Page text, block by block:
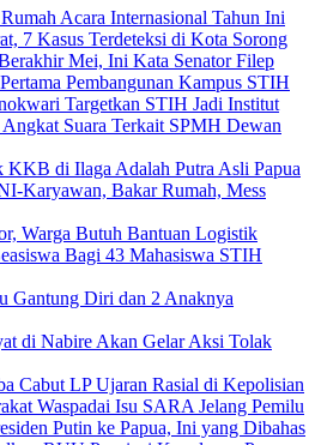
Acara Internasional Tahun Ini
7 Kasus Terdeteksi di Kota Sorong
Mei, Ini Kata Senator Filep
Pembangunan Kampus STIH
Targetkan STIH Jadi Institut
Suara Terkait SPMH Dewan
KKB di Ilaga Adalah Putra Asli Papua
Karyawan, Bakar Rumah, Mess
Warga Butuh Bantuan Logistik
Bagi 43 Mahasiswa STIH
Gantung Diri dan 2 Anaknya
di Nabire Akan Gelar Aksi Tolak
Cabut LP Ujaran Rasial di Kepolisian
Waspadai Isu SARA Jelang Pemilu
Putin ke Papua, Ini yang Dibahas